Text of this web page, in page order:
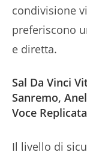
condivisione
preferiscono
e diretta.
Sal Da Vinci
Sanremo,
Voce
Il livello di